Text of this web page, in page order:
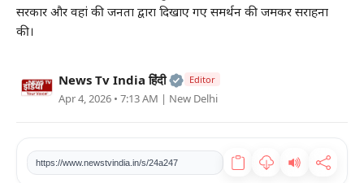
विदेश
टेक
लाइफस्टाइल
सरकार और वहां की जनता द्वारा दिखाए गए समर्थन की जमकर सराहना
की।
News Tv India हिंदी Official | Verified Expert • 27
Editor
Apr 4, 2026 • 7:13 AM | New Delhi
https://www.newstvindia.in/s/24a247